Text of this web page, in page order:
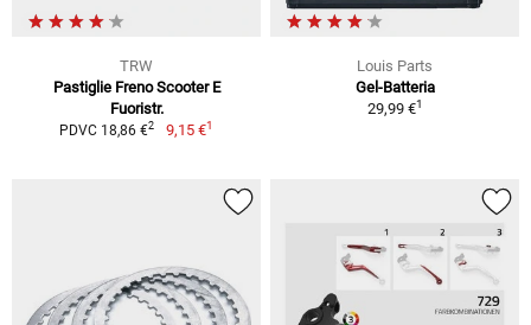
TRW
Pastiglie Freno Scooter E
Fuoristr.
PDVC 18,86 €2 9,15 €1
Louis Parts
Gel-Batteria
29,99 €1